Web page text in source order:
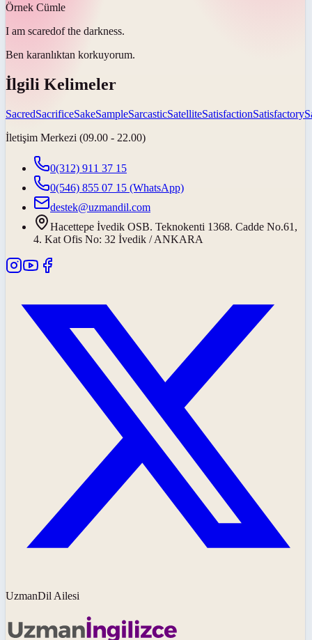
Örnek Cümle
I am scaredof the darkness.
Ben karanlıktan korkuyorum.
İlgili Kelimeler
SacredSacrificeSakeSampleSarcasticSatelliteSatisfactionSatisfactory
İletişim Merkezi (09.00 - 22.00)
0(312) 911 37 15
0(546) 855 07 15 (WhatsApp)
destek@uzmandil.com
Hacettepe İvedik OSB. Teknokenti 1368. Cadde No.61,
4. Kat Ofis No: 32 İvedik / ANKARA
UzmanDil Ailesi